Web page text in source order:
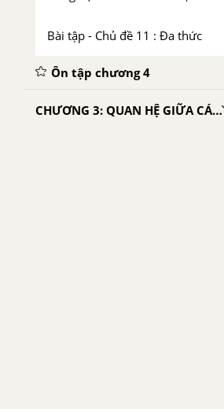
Bài tập - Chủ đề 11 : Đa thức
Ôn tập chương 4
CHƯƠNG 3: QUAN HỆ GIỮA CÁC YẾU TỐ TRONG TAM GIÁC – CÁC ĐƯỜNG ĐỒNG QUY CỦA TAM GIÁC